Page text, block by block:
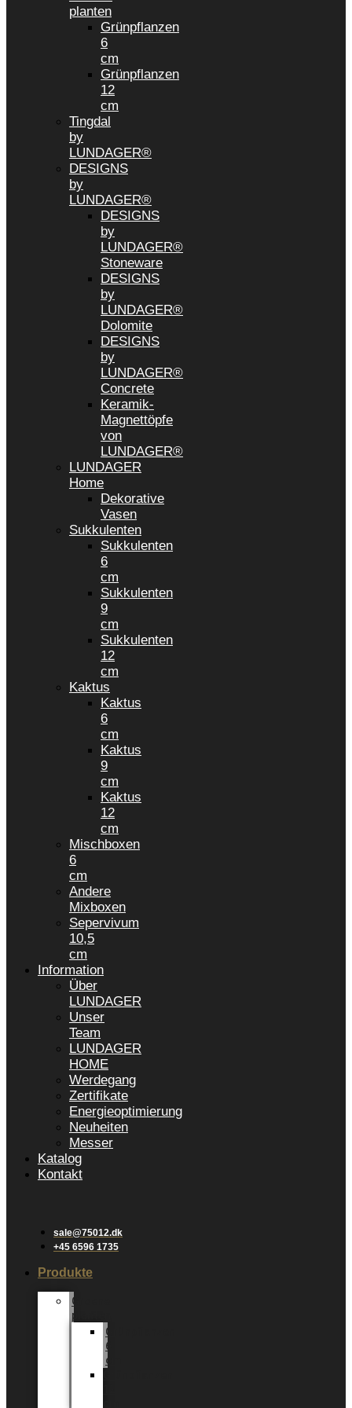
planten
Grünpflanzen
6
cm
Grünpflanzen
12
cm
Tingdal
by
LUNDAGER®
DESIGNS
by
LUNDAGER®
DESIGNS
by
LUNDAGER®
Stoneware
DESIGNS
by
LUNDAGER®
Dolomite
DESIGNS
by
LUNDAGER®
Concrete
Keramik-
Magnettöpfe
von
LUNDAGER®
LUNDAGER
Home
Dekorative
Vasen
Sukkulenten
Sukkulenten
6
cm
Sukkulenten
9
cm
Sukkulenten
12
cm
Kaktus
Kaktus
6
cm
Kaktus
9
cm
Kaktus
12
cm
Mischboxen
6
cm
Andere
Mixboxen
Sepervivum
10,5
cm
Information
Über
LUNDAGER
Unser
Team
LUNDAGER
HOME
Werdegang
Zertifikate
Energieoptimierung
Neuheiten
Messer
Katalog
Kontakt
sale@75012.dk
+45 6596 1735
Produkte
Groene
planten
Grünpflanzen
6
cm